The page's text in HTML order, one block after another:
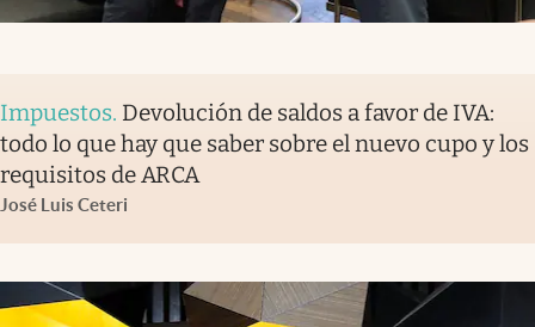
Impuestos. Devolución de saldos a favor de IVA:
todo lo que hay que saber sobre el nuevo cupo y los
requisitos de ARCA
José Luis Ceteri